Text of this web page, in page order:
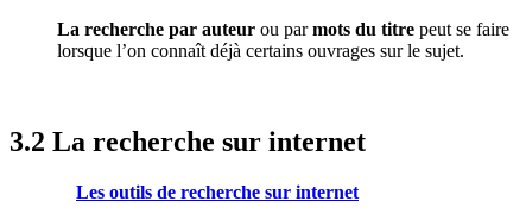
La recherche par auteur ou parmots du titre peut se faire
lorsque l’on connaît déjà certains ouvrages sur le sujet.
3.2 La recherche sur internet
Les outils de recherche sur internet